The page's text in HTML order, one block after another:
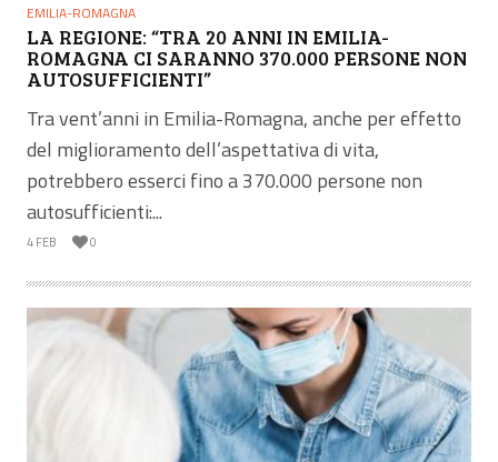
EMILIA-ROMAGNA
LA REGIONE: “TRA 20 ANNI IN EMILIA-
ROMAGNA CI SARANNO 370.000 PERSONE NON
AUTOSUFFICIENTI”
Tra vent’anni in Emilia-Romagna, anche per effetto
del miglioramento dell’aspettativa di vita,
potrebbero esserci fino a 370.000 persone non
autosufficienti:...
4 FEB 0